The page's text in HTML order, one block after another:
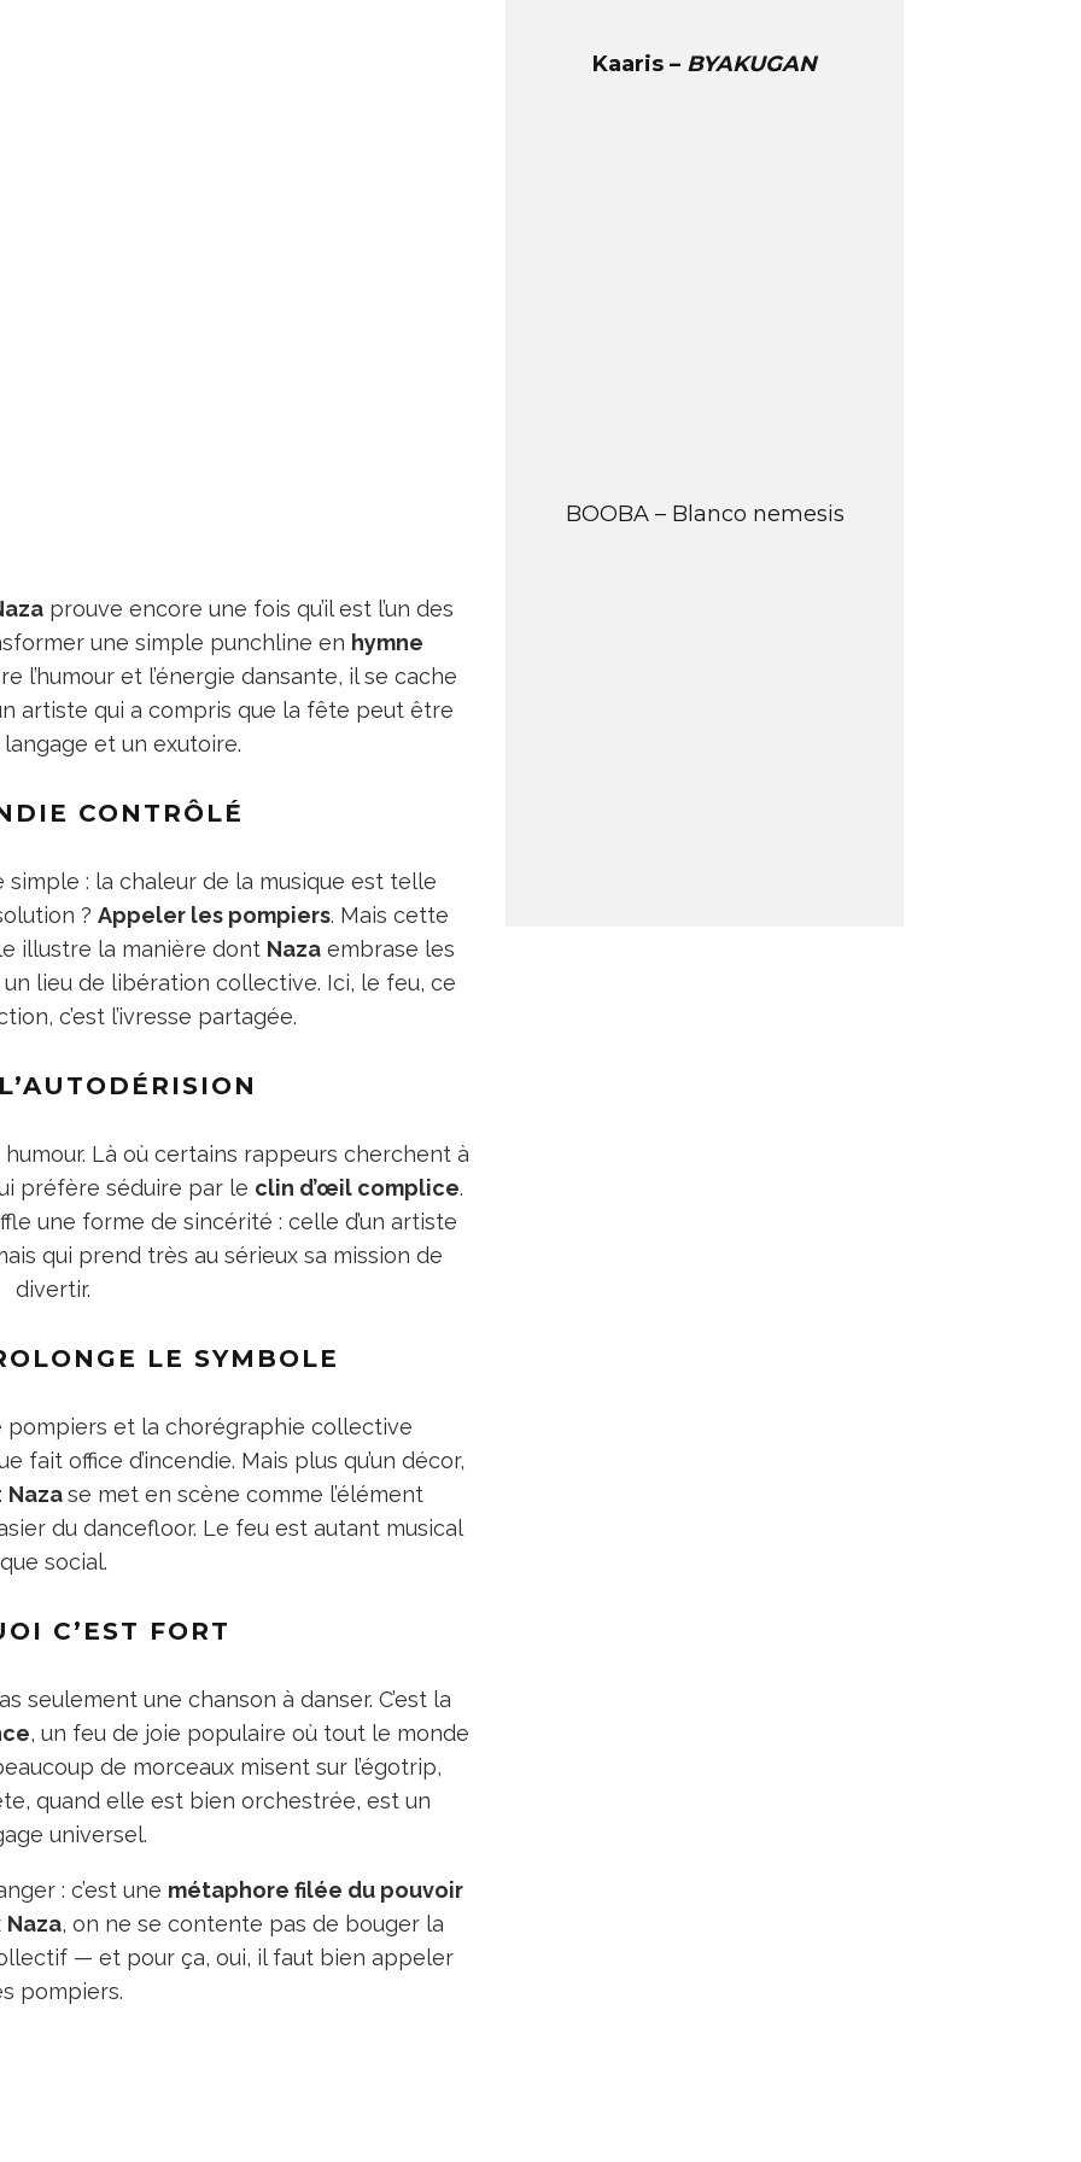
prouve encore une fois qu’il est l’un des
une simple punchline en hymne
l’humour et l’énergie dansante, il se cache
artiste qui a compris que la fête peut être
et un exutoire.
CONTRÔLÉ
: la chaleur de la musique est telle
? Appeler les pompiers. Mais cette
illustre la manière dont Nazaembrase les
lieu de libération collective. Ici, le feu, ce
c’est l’ivresse partagée.
Là où certains rappeurs cherchent à
préfère séduire par le clin d’œil complice.
une forme de sincérité : celle d’un artiste
qui prend très au sérieux sa mission de
divertir.
LE SYMBOLE
pompiers et la chorégraphie collective
office d’incendie. Mais plus qu’un décor,
Nazase met en scène comme l’élément
du dancefloor. Le feu est autant musical
que social.
C’EST FORT
seulement une chanson à danser. C’est la
, un feu de joie populaire où tout le monde
de morceaux misent sur l’égotrip,
quand elle est bien orchestrée, est un
universel.
: c’est une métaphore filée du pouvoir
Naza, on ne se contente pas de bouger la
— et pour ça, oui, il faut bien appeler
pompiers.
Kaaris – BYAKUGAN
BOOBA – Blanco nemesis